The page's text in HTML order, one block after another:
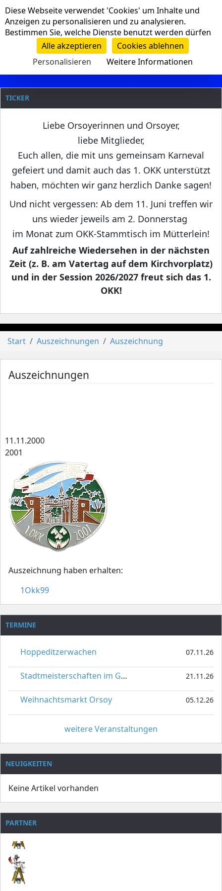
Navigation
Clanname
TICKER
Liebe Orsoyerinnen und Orsoyer,
liebe Mitglieder,
Euch allen, die mit uns gemeinsam Karneval
gefeiert und damit auch das 1. OKK unterstützt
haben, möchten wir ganz herzlich Danke sagen!
Und nicht vergessen: Ab dem 11. Juni treffen wir
uns wieder jeweils am 2. Donnerstag
im Monat zum OKK-Stammtisch im Mütterlein!
Auf zahlreiche Wiedersehen in der nächsten
Zeit (z. B. am Vatertag auf dem Kirchvorplatz)
und in der Session 2026/2027 freut sich das 1.
OKK!
Start Auszeichnungen Auszeichnung
Auszeichnungen
11.11.2000
2001
Auszeichnung haben erhalten:
1Okk99
TERMINE
Hoppeditzerwachen 07.11.26
Stadtmeisterschaften im Gardetanz 21.11.26
Weihnachtsmarkt Orsoy 05.12.26
weitere Veranstaltungen
NEUIGKEITEN
Keine Artikel vorhanden
PARTNER
Cookie-Einstellungen
Diese Webseite verwendet 'Cookies' um Inhalte und
Anzeigen zu personalisieren und zu analysieren.
Bestimmen Sie, welche Dienste benutzt werden dürfen
Alle akzeptieren
Cookies ablehnen
Personalisieren
Weitere Informationen